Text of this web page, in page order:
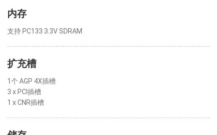
内存
支持 PC133 3.3V SDRAM
扩充槽
1个 AGP 4X插槽
3 x PCI插槽
1 x CNR插槽